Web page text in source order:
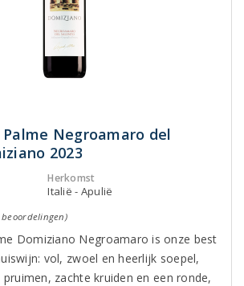
Negroamaro del
2023
Herkomst
Italië - Apulië
beoordelingen)
Domiziano Negroamaro is onze best
vol, zwoel en heerlijk soepel,
zachte kruiden en een ronde,